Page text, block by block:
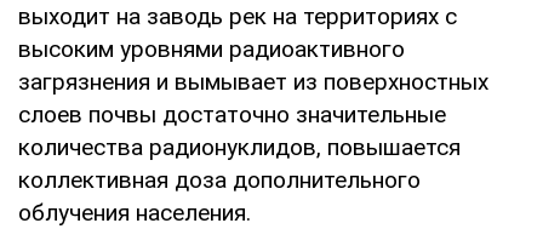
выходит на заводь рек на территориях с
высоким уровнями радиоактивного
загрязнения и вымывает из поверхностных
слоев почвы достаточно значительные
количества радионуклидов, повышается
коллективная доза дополнительного
облучения населения.